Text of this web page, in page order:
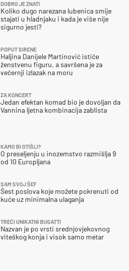
KAMO BI OTIŠLI?
O preseljenju u inozemstvo razmišlja 9
od 10 Europljana
SAM SVOJ ŠEF
Šest poslova koje možete pokrenuti od
kuće uz minimalna ulaganja
TREĆI UNIKATNI BUGATTI
Nazvan je po vrsti srednjovjekovnog
viteškog konja i visok samo metar
DOBRO JE ZNATI
Koliko dugo narezana lubenica smije
stajati u hladnjaku i kada je više nije
sigurno jesti?
POPUT SIRENE
Haljina Danijele Martinović ističe
ženstvenu figuru, a savršena je za
večernji izlazak na moru
ZA KONCERT
Jedan efektan komad bio je dovoljan da
Vannina ljetna kombinacija zablista